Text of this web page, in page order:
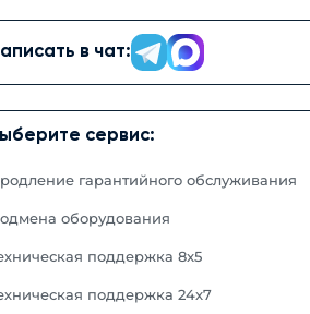
в чат:
сервис:
гарантийного обслуживания
оборудования
поддержка 8x5
поддержка 24x7